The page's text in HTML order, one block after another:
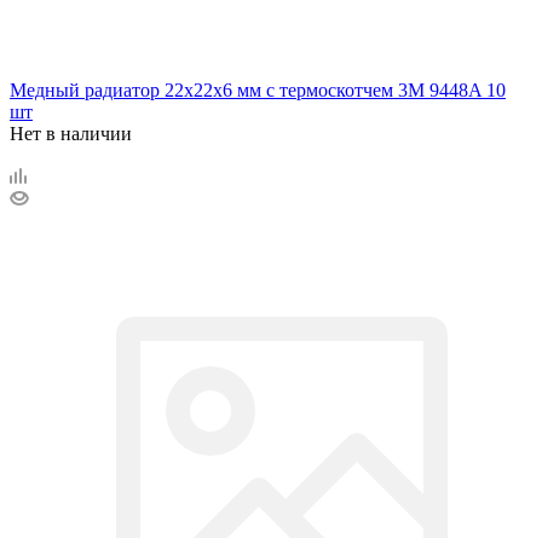
Медный радиатор 22х22х6 мм с термоскотчем 3M 9448A 10
шт
Нет в наличии